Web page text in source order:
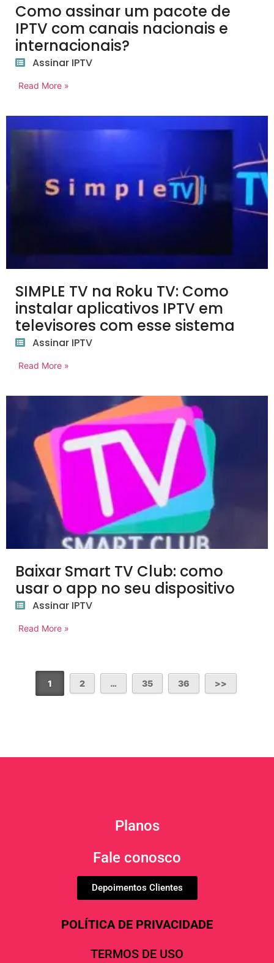
Como assinar um pacote de
IPTV com canais nacionais e
internacionais?
Assinar IPTV
Read More »
SIMPLE TV na Roku TV: Como
instalar aplicativos IPTV em
televisores com esse sistema
Assinar IPTV
Read More »
Baixar Smart TV Club: como
usar o app no seu dispositivo
Assinar IPTV
Read More »
1 2 … 35 36
Planos
Fale conosco
Depoimentos Clientes
POLÍTICA DE PRIVACIDADE
TERMOS DE USO